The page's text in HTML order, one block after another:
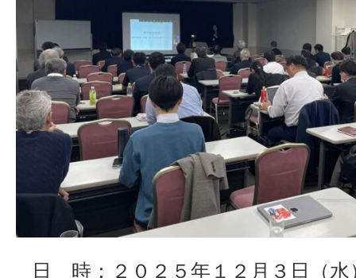
日 時：２０２５年１２月３日（水